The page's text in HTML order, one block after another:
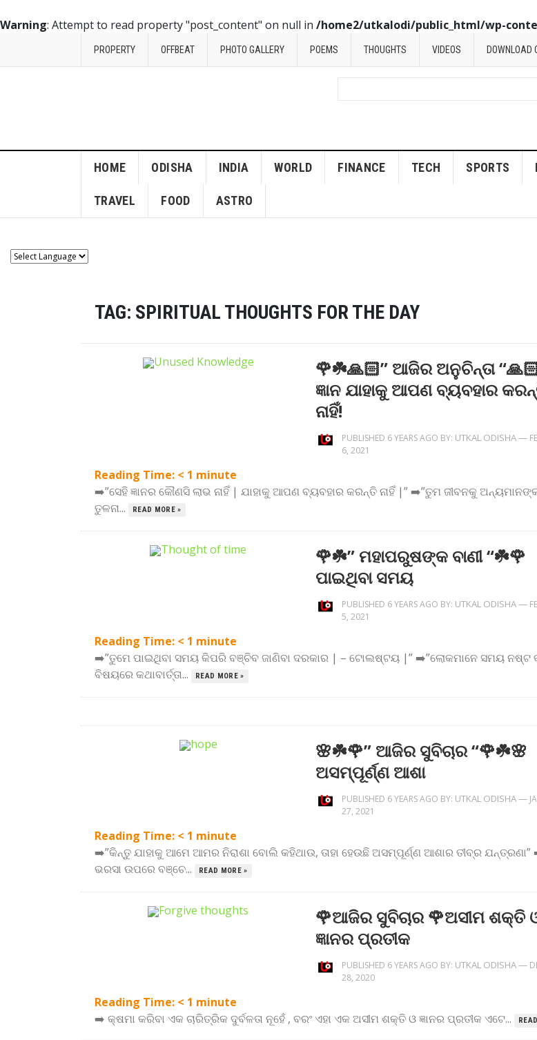
Warning: Attempt to read property "post_content" on null in /home2/utkalodi/public_html/wp-
PROPERTY OFFBEAT PHOTO GALLERY POEMS THOUGHTS VIDEOS DOWNLOAD
HOME ODISHA INDIA WORLD FINANCE TECH SPORTS
TRAVEL FOOD ASTRO
TAG: SPIRITUAL THOUGHTS FOR THE DAY
🌹☘️🙏🏻” ଆଜିର ଅନୁଚିନ୍ତା
ଜ୍ଞାନ ଯାହାକୁ ଆପଣ ବ୍ୟବହାର
ନାହିଁ!
PUBLISHED 6 YEARS AGO BY: UTKAL ODISHA—
6, 2021
Reading Time: < 1 minute
➡️”ସେହି ଜ୍ଞାନର କୌଣସି ଲାଭ ନାହିଁ | ଯାହାକୁ ଆପଣ ବ୍ୟବହାର କରନ୍ତି ନାହିଁ |” ➡️”ତୁମ ଜୀବନକୁ
ତୁଳନା...
READ MORE »
🌹☘️” ମହାପରୁଷଙ୍କ ବାଣୀ “☘️🌹
ପାଇଥିବା ସମୟ
PUBLISHED 6 YEARS AGO BY: UTKAL ODISHA—
5, 2021
Reading Time: < 1 minute
➡️”ତୁମେ ପାଇଥିବା ସମୟ କିପରି ବଞ୍ଚିବ ଜାଣିବା ଦରକାର | – ଟୋଲଷ୍ଟୟ |” ➡️”ଲୋକମାନେ ସମୟ ନଷ୍ଟ
ବିଷୟରେ କଥାବାର୍ତ୍ତା...
READ MORE »
🌸☘️🌹” ଆଜିର ସୁବିଚାର “🌹☘️🌸
ଅସମ୍ପୂର୍ଣ୍ଣ ଆଶା
PUBLISHED 6 YEARS AGO BY: UTKAL ODISHA—
27, 2021
Reading Time: < 1 minute
➡️”କିନ୍ତୁ ଯାହାକୁ ଆମେ ଆମର ନିରାଶା ବୋଲି କହିଥାଉ, ତାହା ହେଉଛି ଅସମ୍ପୂର୍ଣ୍ଣ ଆଶାର ତୀବ୍ର
ଭରସା ଉପରେ ବଞ୍ଚେ...
READ MORE »
🌹ଆଜିର ସୁବିଚାର 🌹ଅସୀମ ଶକ୍ତି
ଜ୍ଞାନର ପ୍ରତୀକ
PUBLISHED 6 YEARS AGO BY: UTKAL ODISHA—
28, 2020
Reading Time: < 1 minute
➡️ କ୍ଷମା କରିବା ଏକ ଚାରିତ୍ରିକ ଦୁର୍ବଳତା ନୂହେଁ , ବରଂ ଏହା ଏକ ଅସୀମ ଶକ୍ତି ଓ ଜ୍ଞାନର ପ୍ରତୀକ ଏଟେ...